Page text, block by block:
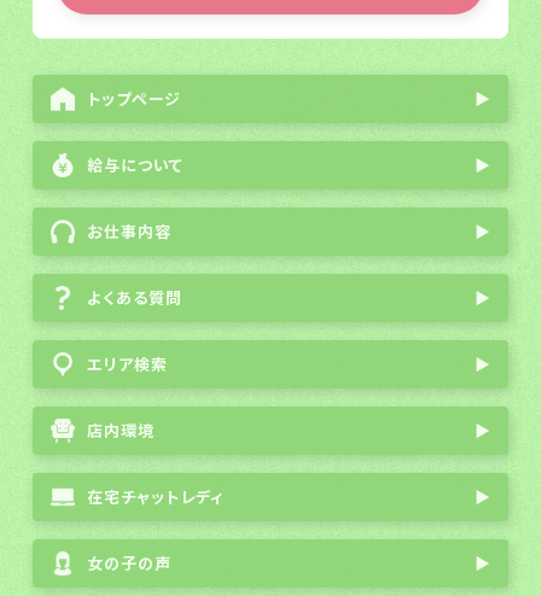
トップページ ▶
給与について ▶
お仕事内容 ▶
よくある質問 ▶
エリア検索 ▶
店内環境 ▶
在宅チャットレディ ▶
女の子の声 ▶